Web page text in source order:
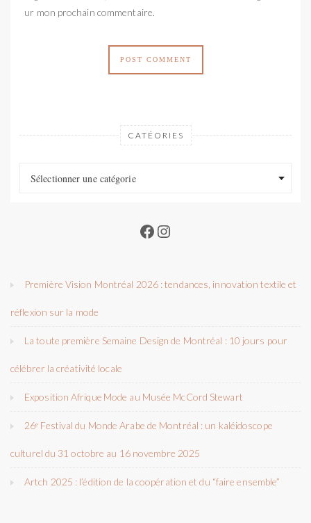
pour mon prochain commentaire.
CATÉORIES
Sélectionner une catégorie
Facebook
Instagram
Première Vision Montréal 2026 : tendances, innovation textile et
réflexion sur la mode
La toute première Semaine Design de Montréal : 10 jours pour
célébrer la créativité locale
Exposition Afrique Mode au Musée McCord Stewart
26ᵉ Festival du Monde Arabe de Montréal : un kaléidoscope
culturel du 31 octobre au 16 novembre 2025
Artch 2025 : l’édition de la coopération et du “faire ensemble”